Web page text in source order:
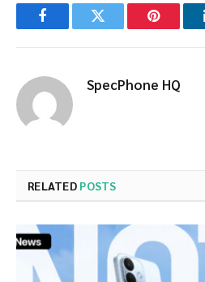
FacebookTwitter Pinterest
SpecPhone HQ
RELATED POSTS